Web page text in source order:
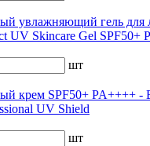
увлажняющий гель для
UV Skincare Gel SPF50+
шт
крем SPF50+ PA++++ -
UV Shield
шт